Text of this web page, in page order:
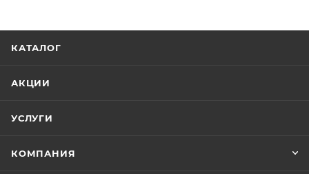
КАТАЛОГ
АКЦИИ
УСЛУГИ
КОМПАНИЯ